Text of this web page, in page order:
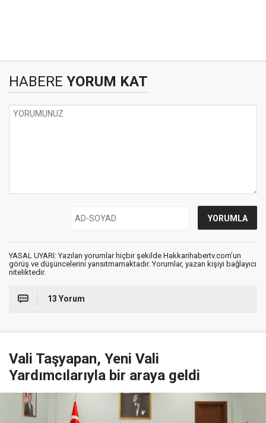
HABERE YORUM KAT
YASAL UYARI: Yazılan yorumlar hiçbir şekilde Hakkarihabertv.com’un
görüş ve düşüncelerini yansıtmamaktadır. Yorumlar, yazan kişiyi bağlayıcı
niteliktedir.
13 Yorum
Vali Taşyapan, Yeni Vali
Yardımcılarıyla bir araya geldi